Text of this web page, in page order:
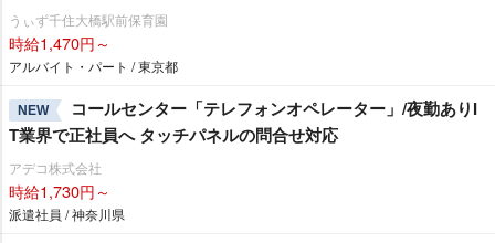
うぃず千住大橋駅前保育園
時給1,470円～
アルバイト・パート / 東京都
NEW
コールセンター「テレフォンオペレーター」/夜勤ありI
T業界で正社員へ タッチパネルの問合せ対応
アデコ株式会社
時給1,730円～
派遣社員 / 神奈川県